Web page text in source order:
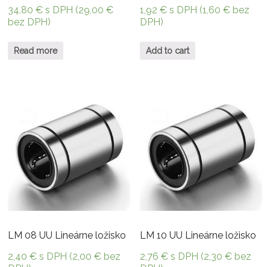
34,80€ s DPH (29,00€
bez DPH)
Read more
1,92€ s DPH (1,60€ bez
DPH)
Add to cart
LM 08 UU Lineárne ložisko
2,40€ s DPH (2,00€ bez
LM 10 UU Lineárne ložisko
2,76€ s DPH (2,30€ bez